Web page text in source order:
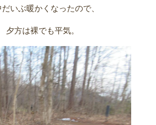
だいぶ暖かくなったので、
夕方は裸でも平気。